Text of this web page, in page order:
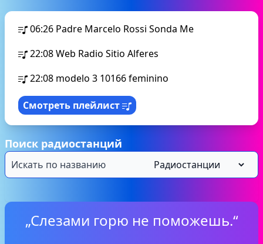
06:26 Padre Marcelo Rossi Sonda Me
22:08Web Radio Sitio Alferes
22:08 modelo 3 10166 feminino
Смотреть плейлист
Поиск радиостанций
„Слезами горю не поможешь.“